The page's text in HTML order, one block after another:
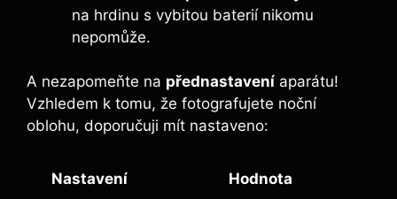
na hrdinu s vybitou baterií nikomu
nepomůže.
A nezapomeňte na přednastavení aparátu!
Vzhledem k tomu, že fotografujete noční
oblohu, doporučuji mít nastaveno:
Nastavení Hodnota